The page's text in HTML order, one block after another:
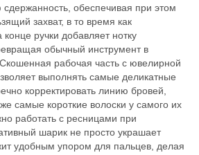
сдержанность, обеспечивая при этом
захват, в то время как
ручки добавляет нотку
обычный инструмент в
рабочая часть с ювелирной
выполнять самые деликатные
корректировать линию бровей,
самые короткие волоски у самого их
работать с ресницами при
шарик не просто украшает
удобным упором для пальцев, делая